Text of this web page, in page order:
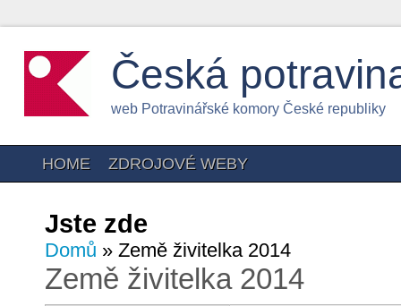
Česká
web Potravinářské komory České republiky
HOME ZDROJOVÉ WEBY
Jste zde
Domů » Země živitelka 2014
Země živitelka 2014